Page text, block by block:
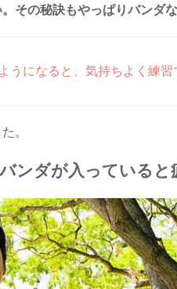
その秘訣もやっぱりバンダな
うになると、気持ちよく練習
。
ンダが入っていると